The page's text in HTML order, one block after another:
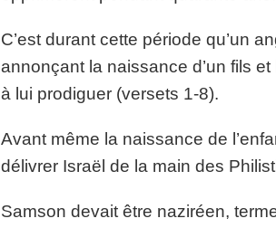
C’est durant cette période qu’un
annonçant la naissance d’un fils
à lui prodiguer (versets 1-8).
Avant même la naissance de
délivrer Israël de la main des
Samson devait être naziréen,